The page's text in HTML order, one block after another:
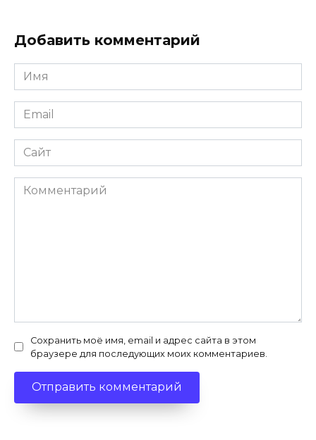
Добавить комментарий
Имя
*
Email
*
Сайт
Комментарий
Сохранить моё имя, email и адрес сайта в этом
браузере для последующих моих комментариев.